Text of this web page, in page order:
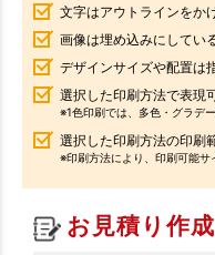
文字はアウトラインをか
画像は埋め込みにしてい
デザインサイズや配置は
選択した印刷方法で表現
※1色印刷では、多色・グラデ
選択した印刷方法の印刷
※印刷方法により、印刷可能サ
お見積り作